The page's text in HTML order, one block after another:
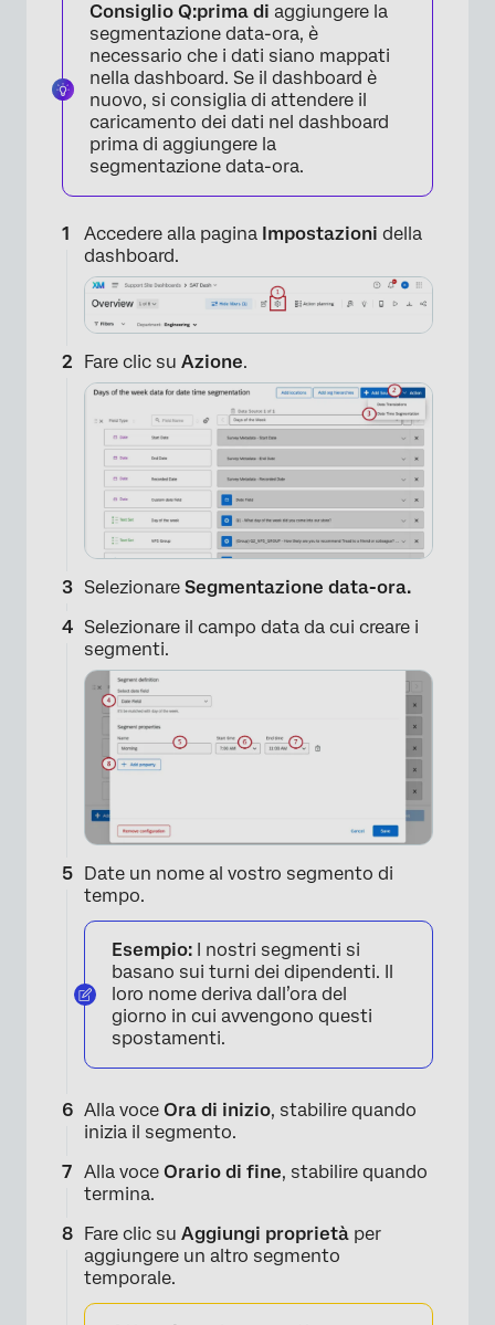
Consiglio Q:prima di aggiungere la
segmentazione data-ora, è
necessario che i dati siano mappati
nella dashboard. Se il dashboard è
nuovo, si consiglia di attendere il
caricamento dei dati nel dashboard
prima di aggiungere la
segmentazione data-ora.
Accedere alla pagina Impostazioni della
dashboard.
Fare clic su Azione.
Selezionare Segmentazione data-ora.
Selezionare il campo data da cui creare i
segmenti.
Date un nome al vostro segmento di
tempo.
Esempio: I nostri segmenti si
basano sui turni dei dipendenti. Il
loro nome deriva dall’ora del
giorno in cui avvengono questi
spostamenti.
Alla voce Ora di inizio, stabilire quando
inizia il segmento.
Alla voce Orario di fine, stabilire quando
termina.
Fare clic su Aggiungi proprietà per
aggiungere un altro segmento
temporale.